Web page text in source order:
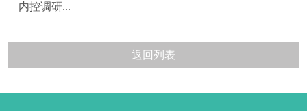
内控调研...
返回列表